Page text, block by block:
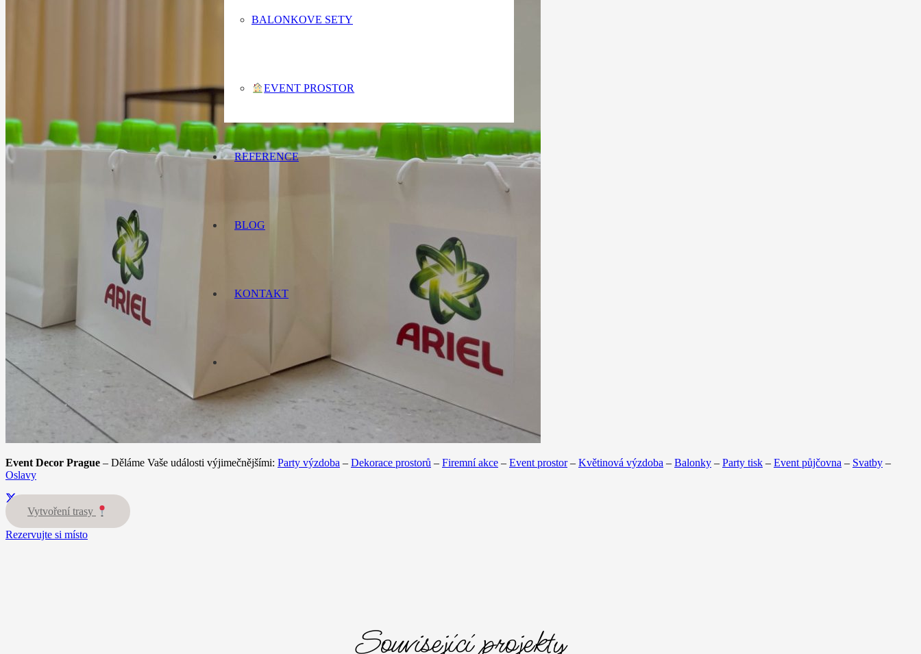
BALONKOVE SETY
EVENT PROSTOR
REFERENCE
BLOG
KONTAKT
Event Decor Prague – Děláme Vaše události výjimečnějšími: Party výzdoba – Dekorace prostorů – Firemní akce – Event prostor– Květinová výzdoba – Balonky – Party tisk – Event půjčovna – Svatby –
Oslavy
Vytvoření trasy
Rezervujte si místo
Související projekty